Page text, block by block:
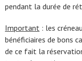
pendant la durée de
Important : les
bénéficiaires de bons
de ce fait la